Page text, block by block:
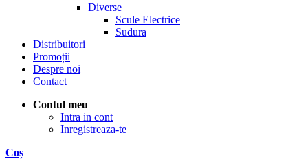
Diverse
Scule Electrice
Sudura
Distribuitori
Promoții
Despre noi
Contact
Contul meu
Intra in cont
Inregistreaza-te
Coș